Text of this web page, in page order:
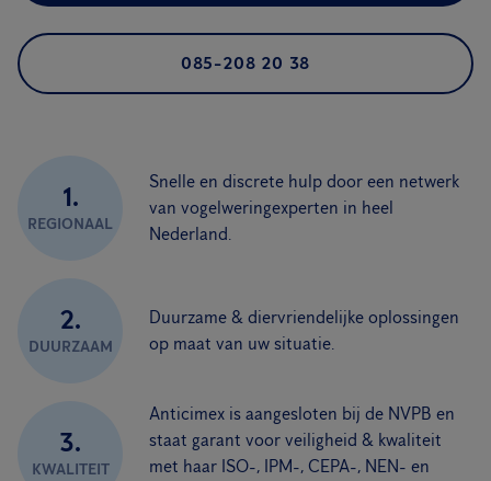
085-208 20 38
1.
REGIONAAL
Snelle en discrete hulp door een netwerk
van vogelweringexperten in heel
Nederland.
2.
DUURZAAM
Duurzame & diervriendelijke oplossingen
op maat van uw situatie.
3.
KWALITEIT
Anticimex is aangesloten bij de NVPB en
staat garant voor veiligheid & kwaliteit
met haar ISO-, IPM-, CEPA-, NEN- en